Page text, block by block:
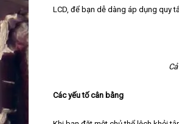
LCD, để bạn dễ dàng áp dụng quy
Các yếu tố cân bằng